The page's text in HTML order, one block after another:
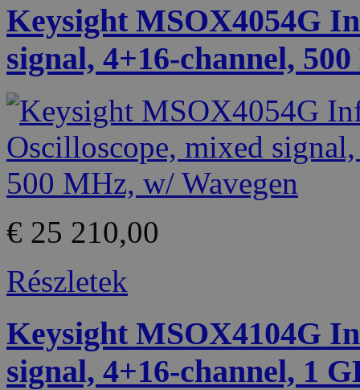
Keysight MSOX4054G
signal, 4+16-channel,
€ 25 210,00
Részletek
Keysight MSOX4104G
signal, 4+16-channel, 1